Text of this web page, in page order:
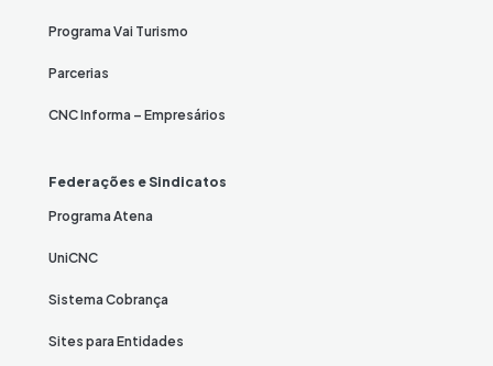
Programa Vai Turismo
Parcerias
CNC Informa – Empresários
Federações e Sindicatos
Programa Atena
UniCNC
Sistema Cobrança
Sites para Entidades